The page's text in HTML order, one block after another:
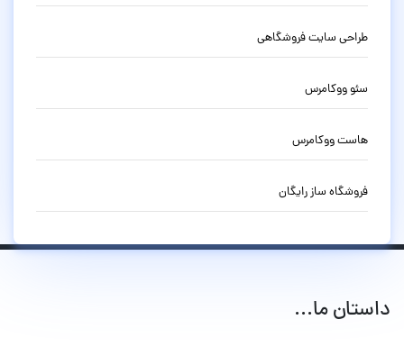
طراحی سایت فروشگاهی
سئو ووکامرس
هاست ووکامرس
فروشگاه ساز رایگان
داستان ما...